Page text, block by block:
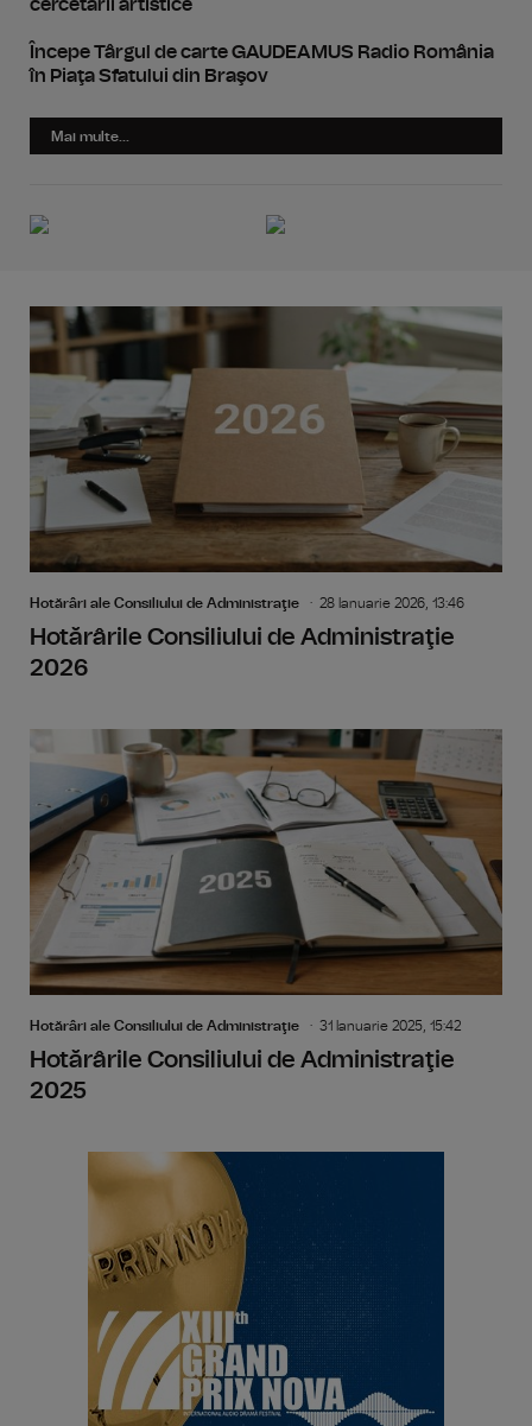
cercetării artistice
Începe Târgul de carte GAUDEAMUS Radio România
în Piaţa Sfatului din Braşov
Mai multe...
Hotărâri ale Consiliului de Administraţie 28 Ianuarie 2026, 13:46
Hotărârile Consiliului de Administraţie
2026
Hotărâri ale Consiliului de Administraţie 31 Ianuarie 2025, 15:42
Hotărârile Consiliului de Administraţie
2025